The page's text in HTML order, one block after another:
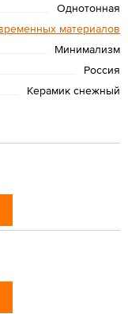
Однотонная
материалов
Минимализм
Россия
Керамик снежный